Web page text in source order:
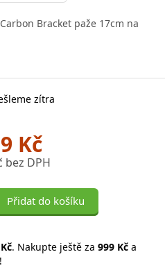
Bracket paže 17cm na
zítra
Kč
bez DPH
Přidat do košíku
. Nakupte ještě za 999 Kč a
!